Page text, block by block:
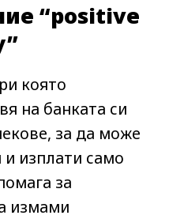
н
а
е
р
“positive
която
на банката си
за да може
изплати само
за
измами